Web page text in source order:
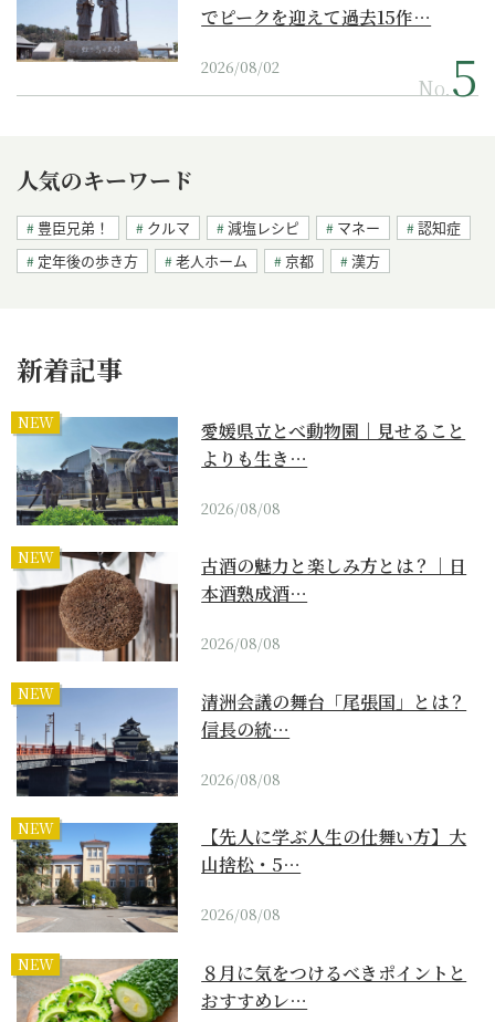
でピークを迎えて過去15作…
2026/08/02
No.
人気のキーワード
豊臣兄弟！ クルマ 減塩レシピ マネー
認知症
定年後の歩き方
老人ホーム 京都 漢方
新着記事
NEW
愛媛県立とべ動物園｜見せること
よりも生き…
2026/08/08
NEW
古酒の魅力と楽しみ方とは？｜日
本酒熟成酒…
2026/08/08
NEW
清洲会議の舞台「尾張国」とは？
信長の統…
2026/08/08
NEW
【先人に学ぶ人生の仕舞い方】大
山捨松・5…
2026/08/08
NEW
８月に気をつけるべきポイントと
おすすめレ…